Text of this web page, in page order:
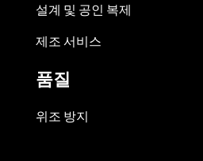
설계 및 공인 복제
제조 서비스
품질
위조 방지